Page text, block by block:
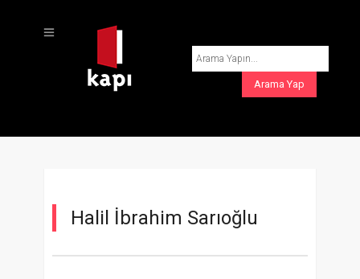
Halil İbrahim Sarıoğlu